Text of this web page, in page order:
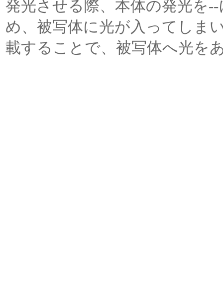
発光させる際、本体の発光を
め、被写体に光が入ってしま
載することで、被写体へ光を